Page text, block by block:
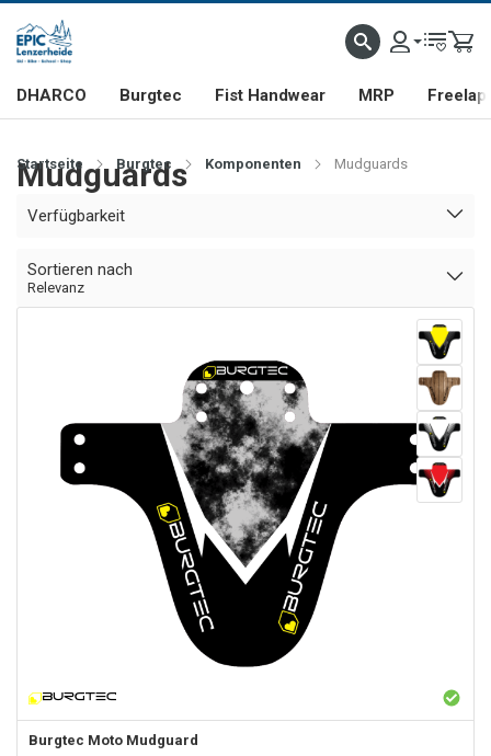
DHARCO Burgtec Fist Handwear MRP Freelap
Startseite Burgtec Komponenten Mudguards
Mudguards
Verfügbarkeit
Sortieren nach
Relevanz
Burgtec Moto Mudguard